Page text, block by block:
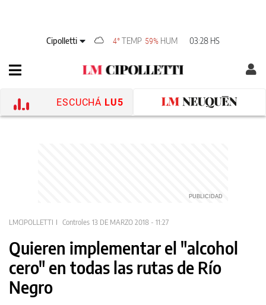
Cipolletti 4°TEMP 59% HUM 03:28 HS
ESCUCHÁ LU5
LMCIPOLLETTI Controles 13 DE MARZO 2018 - 11:27
Quieren implementar el "alcohol
cero" en todas las rutas de Río
Negro